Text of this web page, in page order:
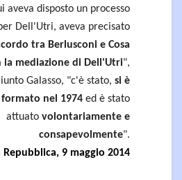
aveva disposto un processo
Dell'Utri, aveva precisato
tra Berlusconi e Cosa
la mediazione di Dell'Utri",
Galasso, "c'è stato, si è
formato nel 1974 ed è stato
attuato volontariamente e
consapevolmente".
Repubblica, 9 maggio 2014